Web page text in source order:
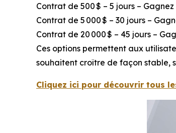
Contrat de 500 $ – 5 jours –
Contrat de 5 000 $ – 30 jours –
Contrat de 20 000 $ – 45 jours –
Ces options permettent aux
souhaitent croître de façon stable,
Cliquez ici pour découvrir tous